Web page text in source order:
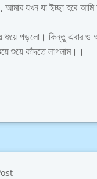
যখন যা ইচ্ছা হবে
শুয়ে পড়লো। কিন্তু এবার
শুয়ে কাঁদতে লাগলাম।।